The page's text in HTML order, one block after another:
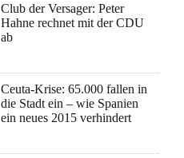
Club der Versager: Peter
Hahne rechnet mit der CDU
ab
Ceuta-Krise: 65.000 fallen in
die Stadt ein – wie Spanien
ein neues 2015 verhindert